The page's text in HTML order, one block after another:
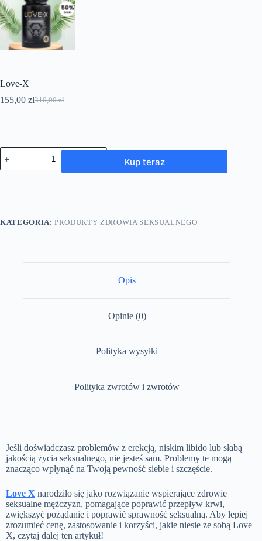
Love-X
310,00zł
Pierwotna
wynosiła:
155,00 złAktualna
wynosi:
ilość
Love-
X
Kup teraz
KATEGORIA:PRODUKTY ZDROWIA SEKSUALNEGO
Opis
Opinie (0)
Polityka wysyłki
Polityka zwrotów i zwrotów
Jeśli doświadczasz problemów z erekcją, niskim libido lub słabą
jakością życia seksualnego, nie jesteś sam. Problemy te mogą
znacząco wpłynąć na Twoją pewność siebie i szczęście.
Love X narodziło się jako rozwiązanie wspierające zdrowie
seksualne mężczyzn, pomagające poprawić przepływ krwi,
zwiększyć pożądanie i poprawić sprawność seksualną. Aby lepiej
zrozumieć cenę, zastosowanie i korzyści, jakie niesie ze sobą Love
X, czytaj dalej ten artykuł!